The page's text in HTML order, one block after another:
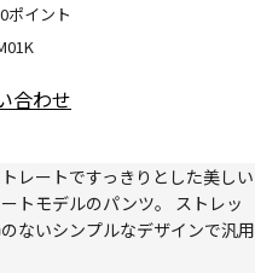
0ポイント
合わせ
レートですっきりとした美しい
トモデルのパンツ。 ストレッ
ないシンプルなデザインで汎用